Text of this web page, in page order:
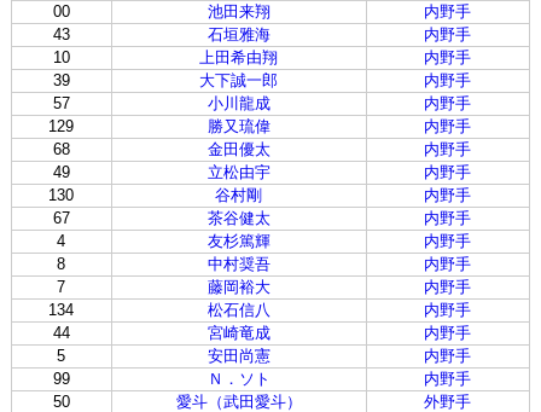
00
池田来翔
内野手
43
石垣雅海
内野手
10
上田希由翔
内野手
39
大下誠一郎
内野手
57
小川龍成
内野手
129
勝又琉偉
内野手
68
金田優太
内野手
49
立松由宇
内野手
130
谷村剛
内野手
67
茶谷健太
内野手
4
友杉篤輝
内野手
8
中村奨吾
内野手
7
藤岡裕大
内野手
134
松石信八
内野手
44
宮崎竜成
内野手
5
安田尚憲
内野手
99
Ｎ．ソト
内野手
50
愛斗（武田愛斗）
外野手